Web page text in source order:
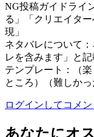
NG投稿ガイドライ
る」「クリエイタ
現」
ネタバレについて
レを含みます」と記
テンプレート：（
ところ）（難しか
ログインしてコメン
あなたにオ